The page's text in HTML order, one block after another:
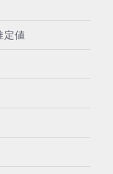
定値